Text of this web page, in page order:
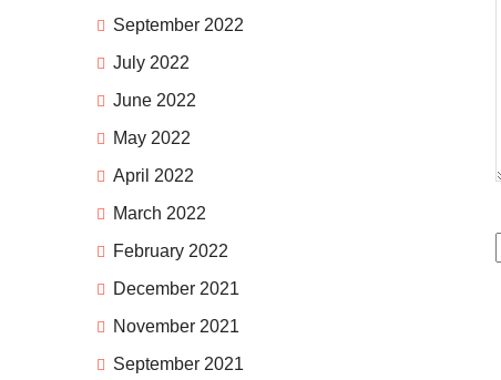
September 2022
July 2022
June 2022
May 2022
April 2022
March 2022
February 2022
December 2021
November 2021
September 2021